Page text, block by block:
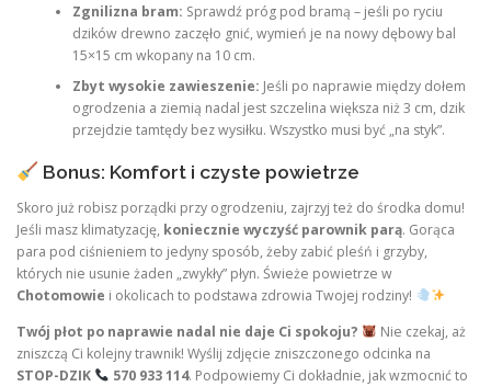
Zgnilizna bram: Sprawdź próg pod bramą – jeśli po ryciu
dzików drewno zaczęło gnić, wymień je na nowy dębowy bal
15×15 cm wkopany na 10 cm.
Zbyt wysokie zawieszenie: Jeśli po naprawie między dołem
ogrodzenia a ziemią nadal jest szczelina większa niż 3 cm, dzik
przejdzie tamtędy bez wysiłku. Wszystko musi być „na styk”.
Bonus: Komfort i czyste powietrze
Skoro już robisz porządki przy ogrodzeniu, zajrzyj też do środka domu!
Jeśli masz klimatyzację, koniecznie wyczyść parownik parą. Gorąca
para pod ciśnieniem to jedyny sposób, żeby zabić pleśń i grzyby,
których nie usunie żaden „zwykły” płyn. Świeże powietrze w
Chotomowie i okolicach to podstawa zdrowia Twojej rodziny!
Twój płot po naprawie nadal nie daje Ci spokoju?
Nie czekaj, aż
zniszczą Ci kolejny trawnik! Wyślij zdjęcie zniszczonego odcinka na
STOP-DZIK
570 933 114. Podpowiemy Ci dokładnie, jak wzmocnić to